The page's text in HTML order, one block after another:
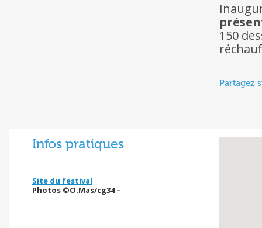
150
Partagez
Infos pratiques
Site du festival
Photos ©O.Mas/cg34 –